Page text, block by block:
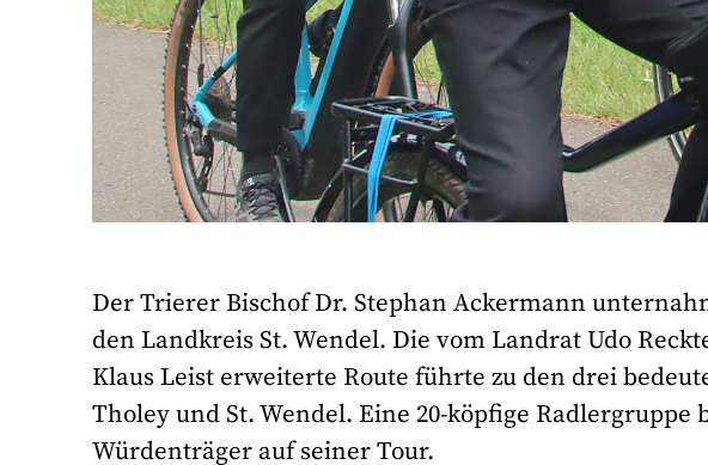
Der Trierer Bischof Dr. Stephan Ackermann
den Landkreis St. Wendel. Die vom Landrat Udo
Klaus Leist erweiterte Route führte zu den drei
Tholey und St. Wendel. Eine 20-köpfige
Würdenträger auf seiner Tour.